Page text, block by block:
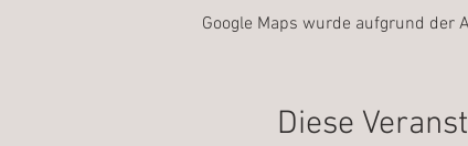
Google Maps wurde aufgrund der
Diese